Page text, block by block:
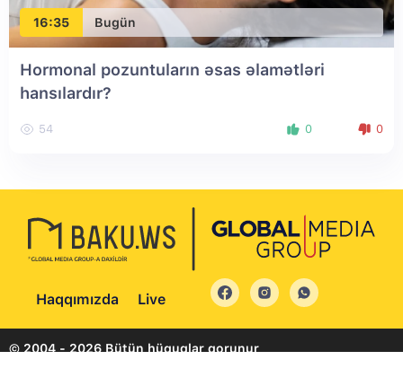
16:35 Bugün
Hormonal pozuntuların əsas əlamətləri
hansılardır?
54 0 0
Haqqımızda Live
© 2004 - 2026 Bütün hüquqlar qorunur